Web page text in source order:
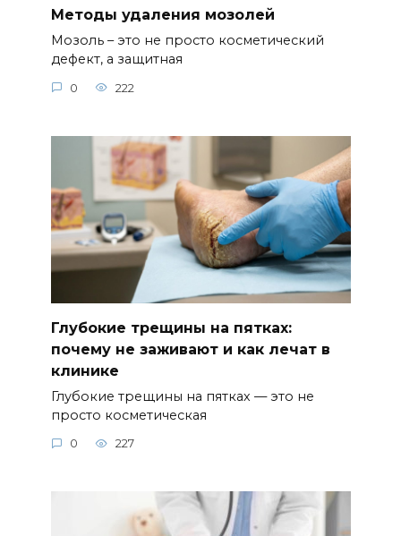
Методы удаления мозолей
Мозоль – это не просто косметический
дефект, а защитная
0 222
Глубокие трещины на пятках:
почему не заживают и как лечат в
клинике
Глубокие трещины на пятках — это не
просто косметическая
0 227